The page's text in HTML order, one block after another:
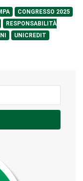
CONGRESSO 2025
RESPONSABILITÀ
UNICREDIT